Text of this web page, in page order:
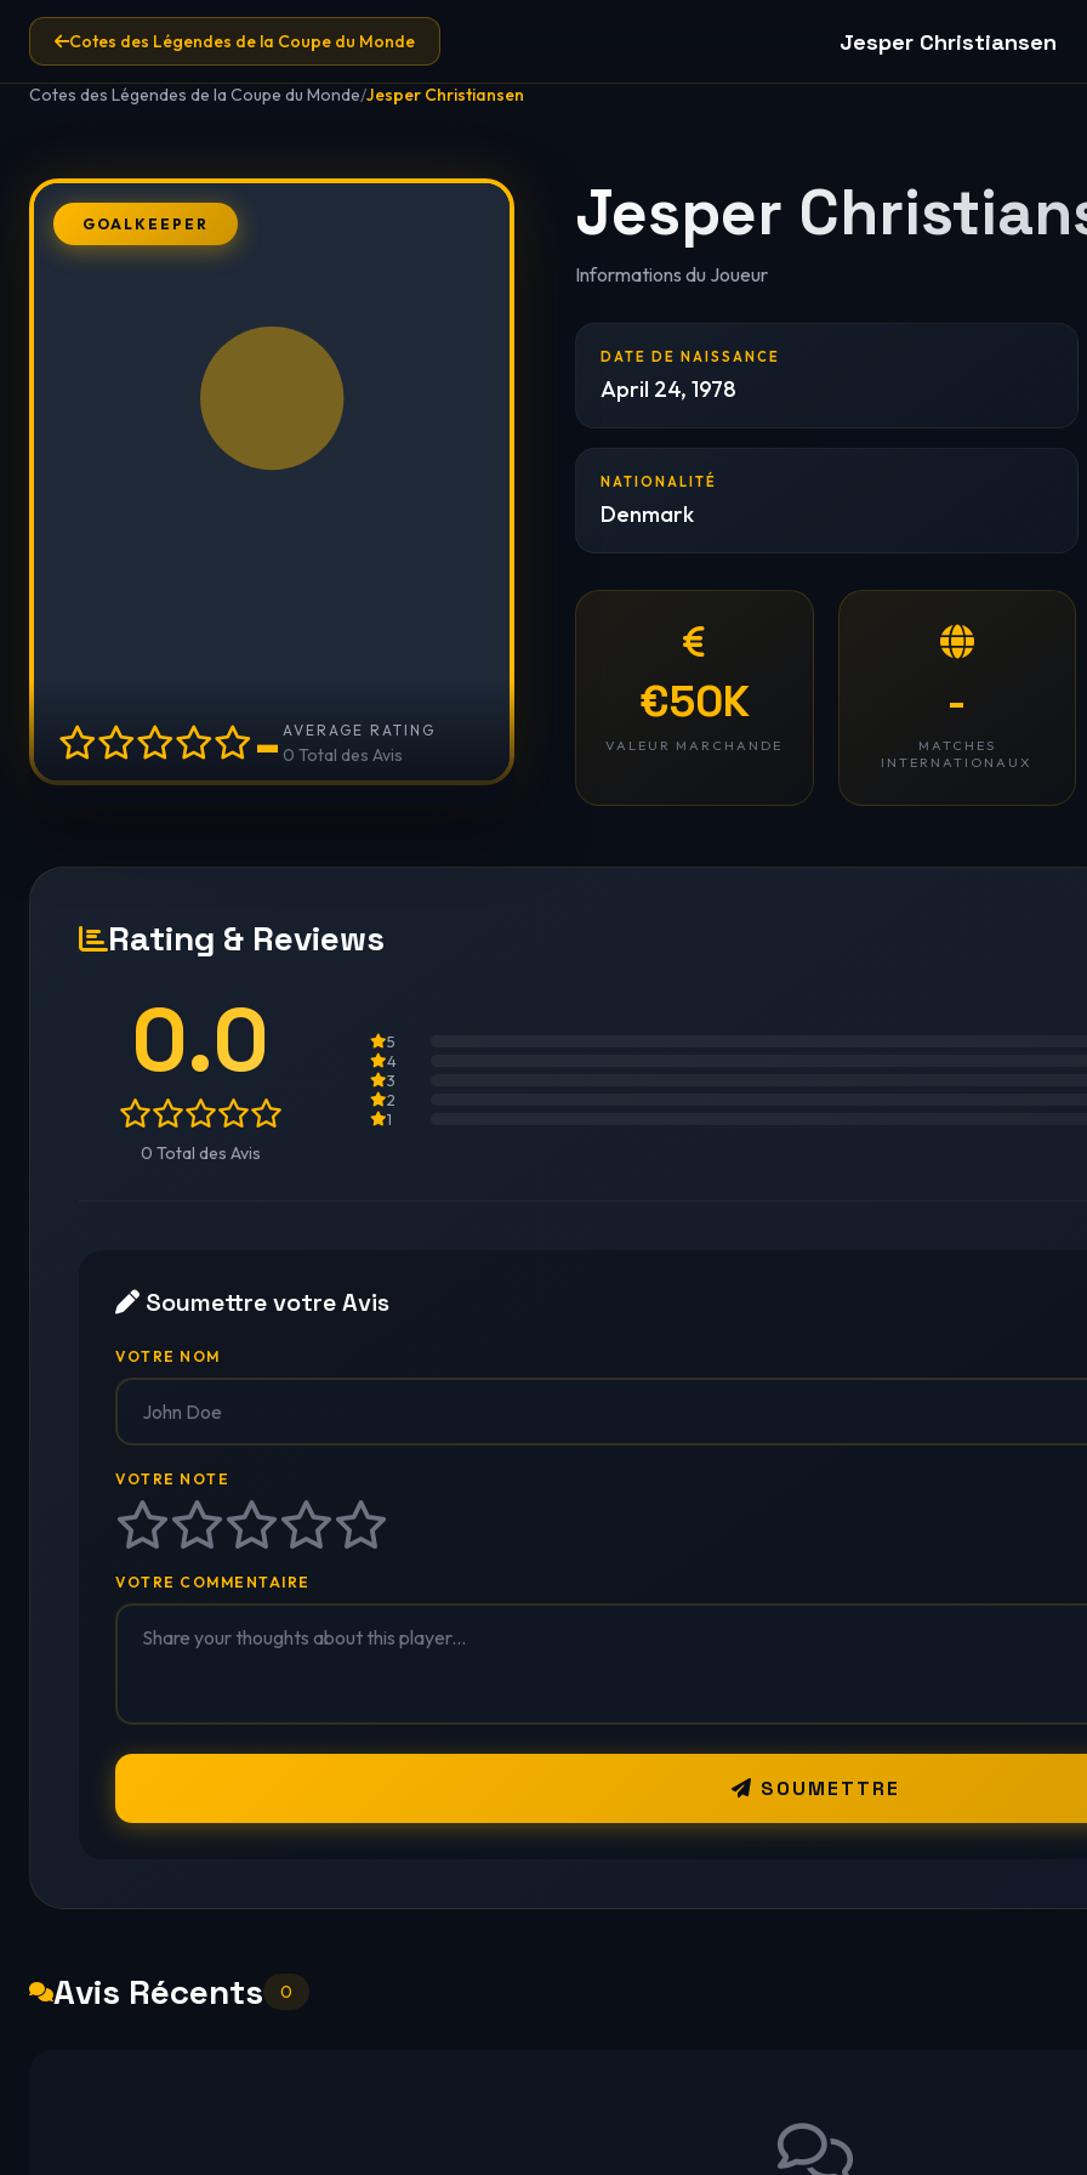
Cotes des Légendes de la Coupe du Monde Jesper Christiansen
Cotes des Légendes de la Coupe du Monde/Jesper Christiansen
GOALKEEPER
- AVERAGE RATING
0 Total des Avis
Jesper
Informations du Joueur
DATE DE NAISSANCE
April 24, 1978
NATIONALITÉ
Denmark
€50K
VALEUR MARCHANDE
-
MATCHES
INTERNATIONAUX
Rating & Reviews
0.0
0 Total des Avis
5
4
3
2
1
Soumettre votre Avis
VOTRE NOM
VOTRE NOTE
VOTRE COMMENTAIRE
SOUMETTRE
Avis Récents 0